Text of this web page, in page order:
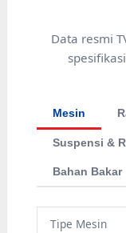
Data resmi
Mesin
Suspensi &
Bahan Bakar
Tipe Mesin